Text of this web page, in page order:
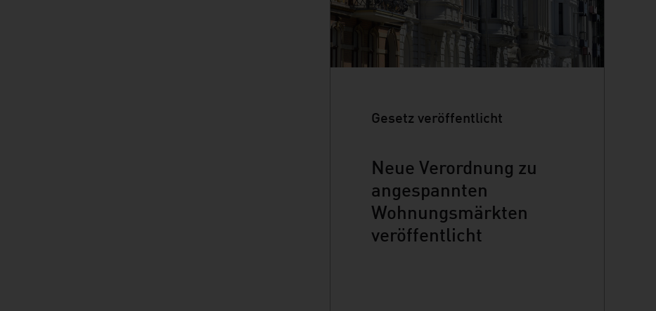
Gesetz veröffentlicht
Neue Verordnung zu
angespannten
Wohnungsmärkten
veröffentlicht